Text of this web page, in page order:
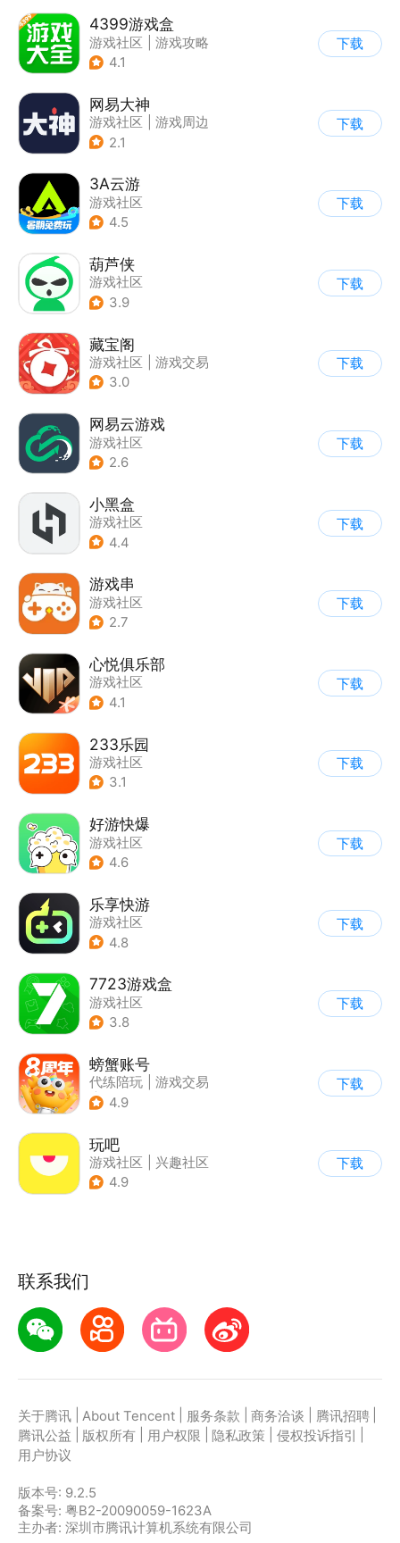
4399游戏盒
游戏社区
游戏攻略
4.1
下载
网易大神
游戏社区
游戏周边
2.1
下载
3A云游
游戏社区
4.5
下载
葫芦侠
游戏社区
3.9
下载
藏宝阁
游戏社区
游戏交易
3.0
下载
网易云游戏
游戏社区
2.6
下载
小黑盒
游戏社区
4.4
下载
游戏串
游戏社区
2.7
下载
心悦俱乐部
游戏社区
4.1
下载
233乐园
游戏社区
3.1
下载
好游快爆
游戏社区
4.6
下载
乐享快游
游戏社区
4.8
下载
7723游戏盒
游戏社区
3.8
下载
螃蟹账号
代练陪玩
游戏交易
| 游戏社区
4.9
下载
玩吧
游戏社区
兴趣社区
4.9
下载
联系我们
关于腾讯 About Tencent 服务条款 商务洽谈 腾讯招聘
腾讯公益
版权所有 用户权限 隐私政策 侵权投诉指引
用户协议
版本号: 9.2.5
备案号: 粤B2-20090059-1623A
主办者: 深圳市腾讯计算机系统有限公司